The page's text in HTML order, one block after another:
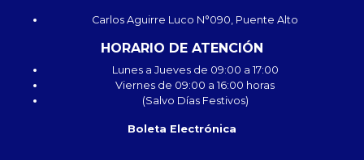
Carlos Aguirre Luco N°090, Puente Alto
HORARIO DE ATENCIÓN
Lunes a Jueves de 09:00 a 17:00
Viernes de 09:00 a 16:00 horas
(Salvo Días Festivos)
Boleta Electrónica